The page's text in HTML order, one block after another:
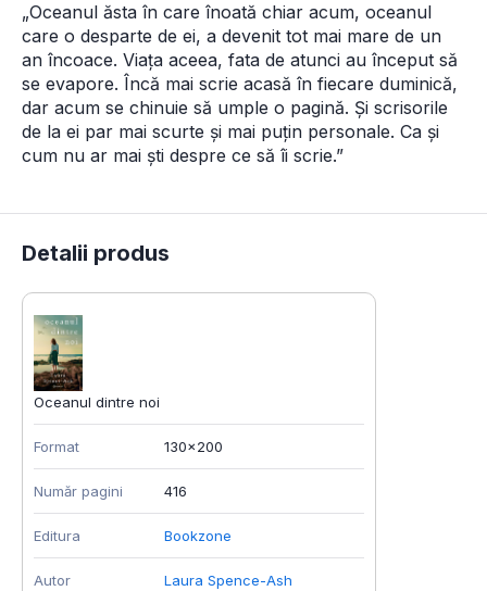
„Oceanul ăsta în care înoată chiar acum, oceanul
care o desparte de ei, a devenit tot mai mare de un
an încoace. Viața aceea, fata de atunci au început să
se evapore. Încă mai scrie acasă în fiecare duminică,
dar acum se chinuie să umple o pagină. Și scrisorile
de la ei par mai scurte și mai puțin personale. Ca și
cum nu ar mai ști despre ce să îi scrie.”
Detalii produs
Oceanul dintre noi
Format 130x200
Număr pagini 416
Editura Bookzone
Autor Laura Spence-Ash